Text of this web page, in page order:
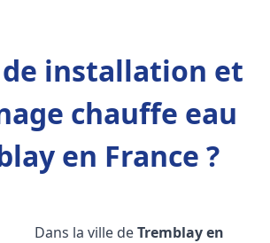
installation et
chauffe eau
en France ?
Dans la ville deTremblay en